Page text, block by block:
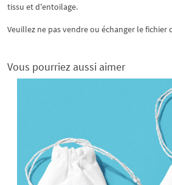
tissu et d'entoilage.
Veuillez ne pas vendre ou échanger le fichier
Vous pourriez aussi aimer